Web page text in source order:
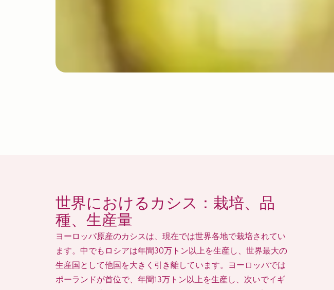
世界におけるカシス：栽培、品
種、生産量
ヨーロッパ原産のカシスは、現在では世界各地で栽培されてい
ます。中でもロシアは年間30万トン以上を生産し、世界最大の
生産国として他国を大きく引き離しています。ヨーロッパでは
ポーランドが首位で、年間13万トン以上を生産し、次いでイギ